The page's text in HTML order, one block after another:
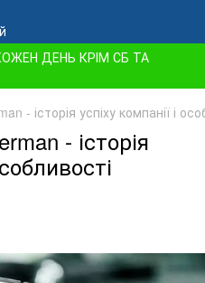
ДЕНЬ КРІМ СБ ТА
- історія успіху компанії і
- історія